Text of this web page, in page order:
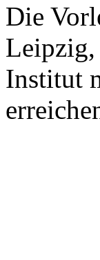
Die
Leipzig,
Institut